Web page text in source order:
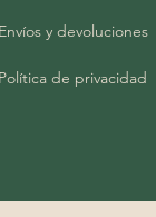
Envíos y devoluciones
Política de privacidad